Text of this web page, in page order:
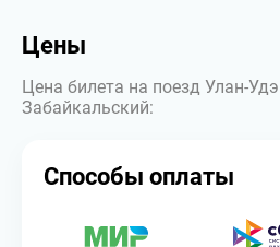
Цены
Цена билета на поезд Улан-
Забайкальский:
Способы оплаты